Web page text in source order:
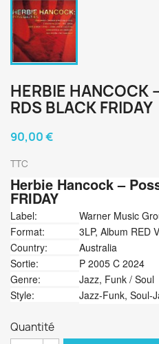
HERBIE HANCOCK
RDS BLACK FRIDAY
90,00 €
TTC
Herbie Hancock‎–
FRIDAY
Label:
Warner Music
Format:
3LP, Album RED
Country:
Australia
Sortie:
P 2005 C 2024
Genre:
Jazz, Funk / Soul
Style:
Jazz-Funk, Soul-
Quantité